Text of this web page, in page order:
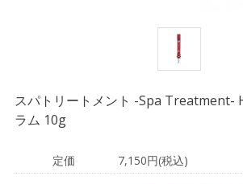
スパトリートメント -Spa Treatment-
ラム 10g
定価 7,150円(税込)